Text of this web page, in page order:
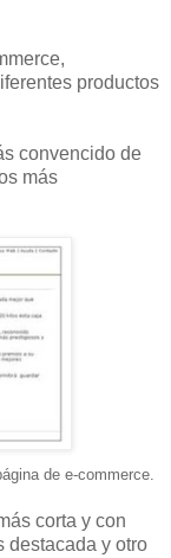
productos
convencido de
más
de e-commerce.
corta y con
destacada y otro